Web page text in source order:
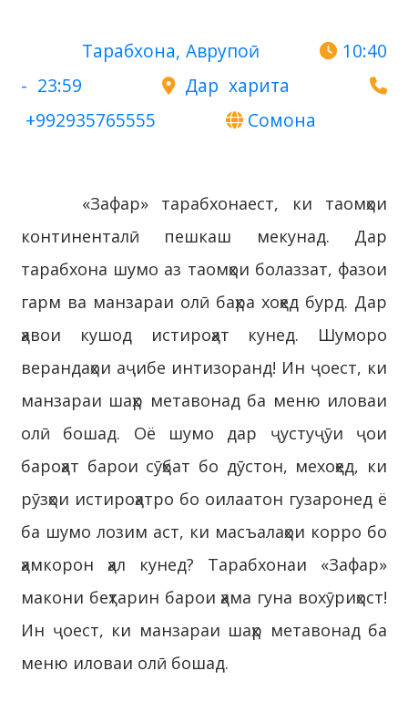
Тарабхона, Аврупоӣ
10:40
- 23:59
Дар харита
+992935765555
Сомона
«Зафар» тарабхонаест, ки таомҳои
континенталӣ пешкаш мекунад. Дар
тарабхона шумо аз таомҳои болаззат, фазои
гарм ва манзараи олӣ баҳра хоҳед бурд. Дар
ҳавои кушод истироҳат кунед. Шуморо
верандаҳои аҷибе интизоранд! Ин ҷоест, ки
манзараи шаҳр метавонад ба меню иловаи
олӣ бошад. Оё шумо дар ҷустуҷӯи ҷои
бароҳат барои сӯҳбат бо дӯстон, мехоҳед, ки
рӯзҳои истироҳатро бо оилаатон гузаронед ё
ба шумо лозим аст, ки масъалаҳои корро бо
ҳамкорон ҳал кунед? Тарабхонаи «Зафар»
макони беҳтарин барои ҳама гуна вохӯриҳост!
Ин ҷоест, ки манзараи шаҳр метавонад ба
меню иловаи олӣ бошад.